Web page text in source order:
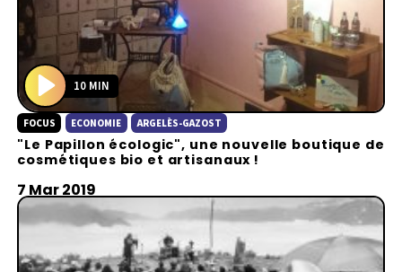
P
l
a
10 MIN
FOCUS ECONOMIE ARGELÈS-GAZOST
"Le Papillon écologic", une nouvelle boutique de
cosmétiques bio et artisanaux !
7 Mar 2019